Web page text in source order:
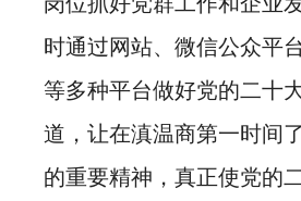
时通过网站、微信公众平
等多种平台做好党的二十
道，让在滇温商第一时间
的重要精神，真正使党的